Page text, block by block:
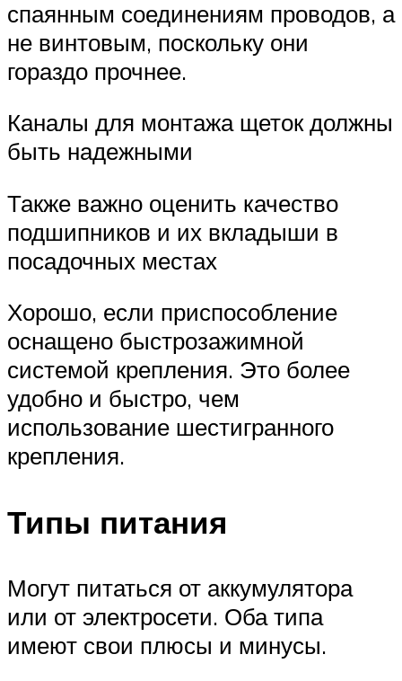
спаянным соединениям проводов, а
не винтовым, поскольку они
гораздо прочнее.
Каналы для монтажа щеток должны
быть надежными
Также важно оценить качество
подшипников и их вкладыши в
посадочных местах
Хорошо, если приспособление
оснащено быстрозажимной
системой крепления. Это более
удобно и быстро, чем
использование шестигранного
крепления.
Типы питания
Могут питаться от аккумулятора
или от электросети. Оба типа
имеют свои плюсы и минусы.